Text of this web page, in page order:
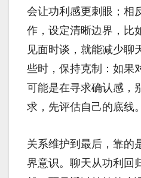
会让功利感更刺眼；相
作，设定清晰边界，比
见面时谈，就能减少聊
些时，保持克制：如果
可能是在寻求确认感，
求，先评估自己的底线。
关系维护到最后，靠的
界意识。聊天从功利回